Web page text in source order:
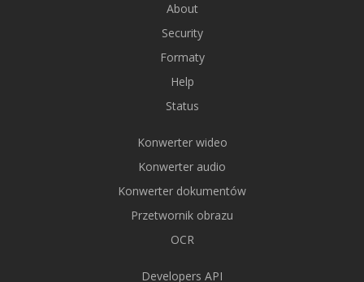
About
Security
Formaty
Help
Status
Konwerter wideo
Konwerter audio
Konwerter dokumentów
Przetwornik obrazu
OCR
Developers API